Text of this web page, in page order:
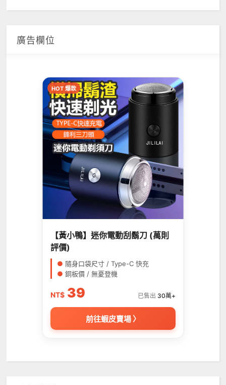
廣告欄位
HOT 爆款
【黃小鴨】迷你電動刮鬍刀 (萬則
評價)
● 隨身口袋尺寸 / Type-C 快充
● 銅板價 / 無憂登機
NT$ 39 已售出 30萬+
前往蝦皮賣場 〉